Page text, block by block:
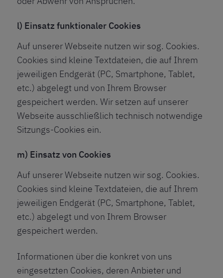
l) Einsatz funktionaler Cookies
Auf unserer Webseite nutzen wir sog. Cookies.
Cookies sind kleine Textdateien, die auf Ihrem
jeweiligen Endgerät (PC, Smartphone, Tablet,
etc.) abgelegt und von Ihrem Browser
gespeichert werden. Wir setzen auf unserer
Webseite ausschließlich technisch notwendige
Sitzungs-Cookies ein.
m) Einsatz von Cookies
Auf unserer Webseite nutzen wir sog. Cookies.
Cookies sind kleine Textdateien, die auf Ihrem
jeweiligen Endgerät (PC, Smartphone, Tablet,
etc.) abgelegt und von Ihrem Browser
gespeichert werden.
Informationen über die konkret von uns
eingesetzten Cookies, deren Anbieter und